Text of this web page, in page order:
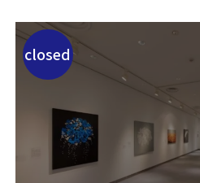
closed